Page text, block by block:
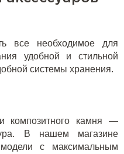
все необходимое для
удобной и стильной
системы хранения.
композитного камня —
В нашем магазине
модели с максимальным